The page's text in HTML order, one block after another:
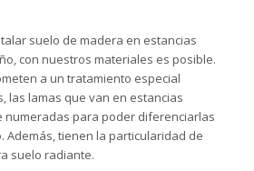
suelo de madera en estancias
, con nuestros materiales es posible.
a un tratamiento especial
las lamas que van en estancias
numeradas para poder diferenciarlas
Además, tienen la particularidad de
suelo radiante.